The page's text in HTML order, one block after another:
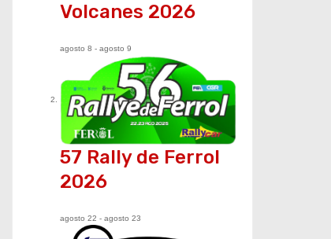
Volcanes 2026
agosto 8 - agosto 9
57 Rally de Ferrol
2026
agosto 22 - agosto 23